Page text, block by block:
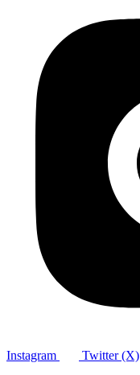
Instagram Twitter (X)